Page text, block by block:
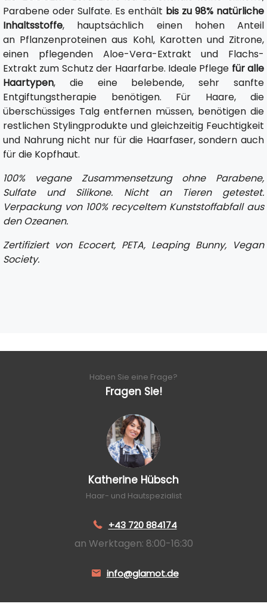
Parabene oder Sulfate. Es enthält bis zu 98% natürliche
Inhaltsstoffe, hauptsächlich einen hohen Anteil
an Pflanzenproteinen aus Kohl, Karotten und Zitrone,
einen pflegenden Aloe-Vera-Extrakt und Flachs-
Extrakt zum Schutz der Haarfarbe. Ideale Pflege für alle
Haartypen, die eine belebende, sehr sanfte
Entgiftungstherapie benötigen. Für Haare, die
überschüssiges Talg entfernen müssen, benötigen die
restlichen Stylingprodukte und gleichzeitig Feuchtigkeit
und Nahrung nicht nur für die Haarfaser, sondern auch
für die Kopfhaut.
100% vegane Zusammensetzung ohne Parabene,
Sulfate und Silikone. Nicht an Tieren getestet.
Verpackung von 100% recyceltem Kunststoffabfall aus
den Ozeanen.
Zertifiziert von Ecocert, PETA, Leaping Bunny, Vegan
Society.
Haben Sie eine Frage?
Fragen Sie!
Katherine Hübsch
Haar- und Hautspezialist
+43 720 884174
an Werktagen: 8:00-16:30
info@glamot.de